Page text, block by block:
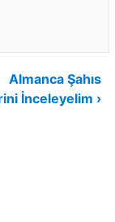
Almanca Şahıs
İnceleyelim ›